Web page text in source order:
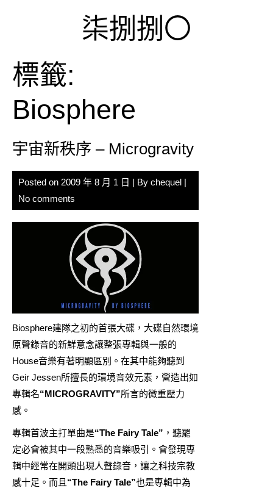
柒捌捌〇
標籤:
Biosphere
宇宙新秩序 – Microgravity
Posted on 2009 年 8 月 1 日 | By chequel |
No comments
Biosphere建隊之初的首張大碟，大碟自然環境
原聲錄音的新鮮意念讓整張專輯與一般的
House音樂有著明顯區別。在其中能夠聽到
Geir Jessen所擅長的環境音效元素，營造出如
專輯名“MICROGRAVITY”所言的微重壓力
感。
專輯首波主打單曲是“The Fairy Tale” ，聽罷
定必會被其中一段熟悉的音樂吸引。會發現專
輯中經常在開頭出現人聲錄音，讓之科技宗教
感十足。而且 “The Fairy Tale”也是專輯中為